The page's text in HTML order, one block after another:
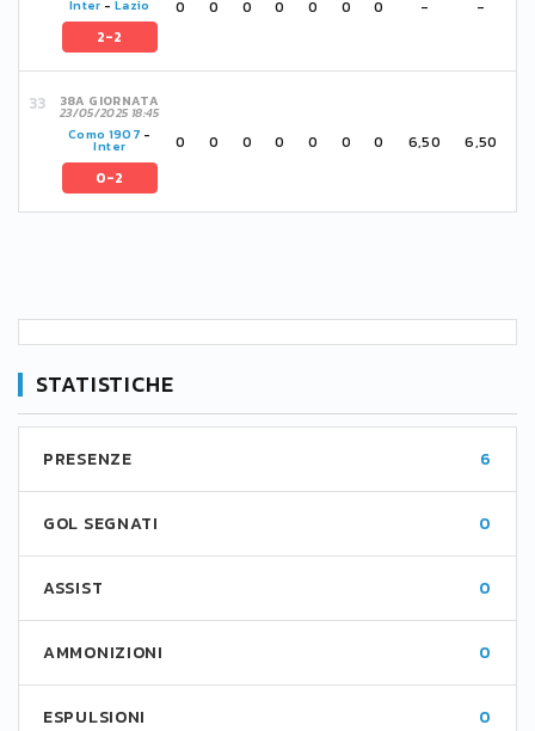
Inter - Lazio
2-2
0 0 0 0 0 0 0 - -
38A GIORNATA
23/05/2025 18:45
Como 1907 -
Inter
0-2
0 0 0 0 0 0 0 6,50 6,50
STATISTICHE
PRESENZE 6
GOL SEGNATI 0
ASSIST 0
AMMONIZIONI 0
ESPULSIONI 0